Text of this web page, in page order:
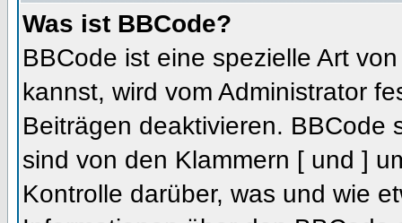
Was ist BBCode?
BBCode ist eine spezielle Art
kannst, wird vom Administrator
Beiträgen deaktivieren. BBCode
sind von den Klammern [ und ]
Kontrolle darüber, was und wie